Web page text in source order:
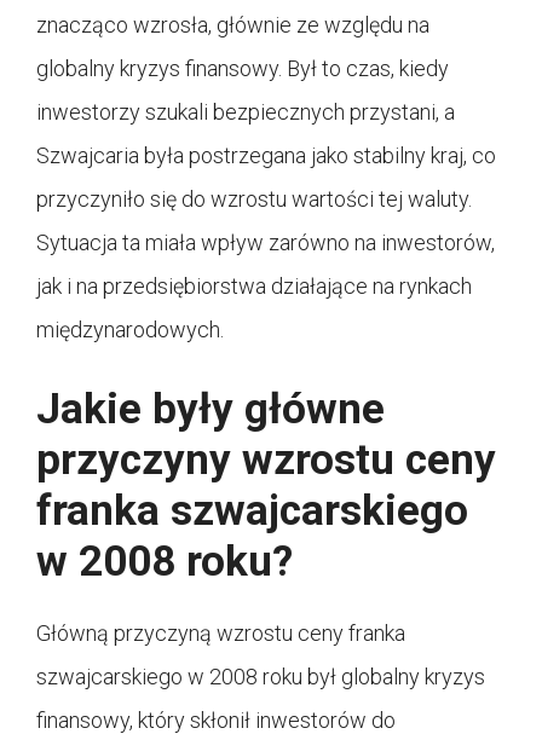
znacząco wzrosła, głównie ze względu na
globalny kryzys finansowy. Był to czas, kiedy
inwestorzy szukali bezpiecznych przystani, a
Szwajcaria była postrzegana jako stabilny kraj, co
przyczyniło się do wzrostu wartości tej waluty.
Sytuacja ta miała wpływ zarówno na inwestorów,
jak i na przedsiębiorstwa działające na rynkach
międzynarodowych.
Jakie były główne
przyczyny wzrostu ceny
franka szwajcarskiego
w 2008 roku?
Główną przyczyną wzrostu ceny franka
szwajcarskiego w 2008 roku był globalny kryzys
finansowy, który skłonił inwestorów do